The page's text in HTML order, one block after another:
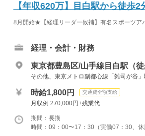
【年収620万】目白駅から徒歩
8月開始★【経理リーダー候補】有名スポーツ
経理・会計・財務
東京都豊島区/山手線目白駅（徒
その他、東京メトロ副都心線「雑司が谷
時給1,800円 交通費全額支給
月収例 270,000円+残業代
期間：長期
時間：09：00〜17：30（実働07：30、